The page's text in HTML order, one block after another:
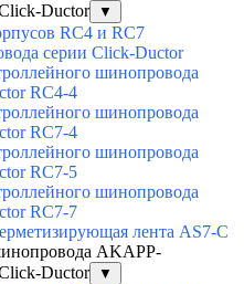
Ductor
▼
RC4 и RC7
серии Click-Ductor
шинопровода
RC4-4
шинопровода
RC7-4
шинопровода
RC7-5
шинопровода
RC7-7
лента AS7-C
AKAPP-
Ductor
▼